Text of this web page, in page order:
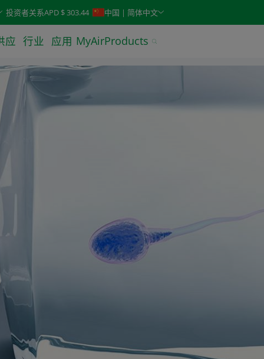
Typeahead search is also available.
投资者关系APD $ 303.44 中国 | 简体中文
应 行业 应用 MyAirProducts